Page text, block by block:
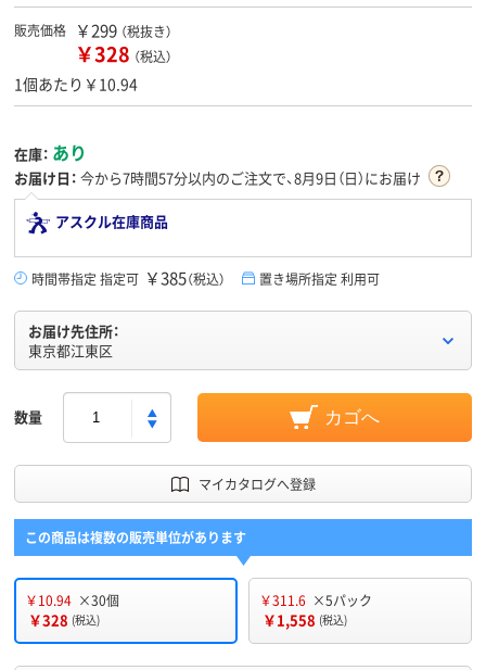
販売価格 ￥299 （税抜き）
￥328 （税込）
1個あたり￥10.94
在庫： あり
お届け日： 今から7時間57分以内のご注文で、8月9日（日）にお届け
アスクル在庫商品
時間帯指定 指定可 ￥385（税込） 置き場所指定 利用可
お届け先住所：
東京都江東区
数量 カゴへ
マイカタログへ登録
この商品は複数の販売単位があります
￥10.94 ×30個
￥328 (税込)
￥311.6 ×5パック
￥1,558 (税込)